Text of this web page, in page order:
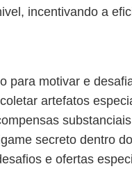
incentivando a
para motivar e
artefatos
secreto dentro
e ofertas